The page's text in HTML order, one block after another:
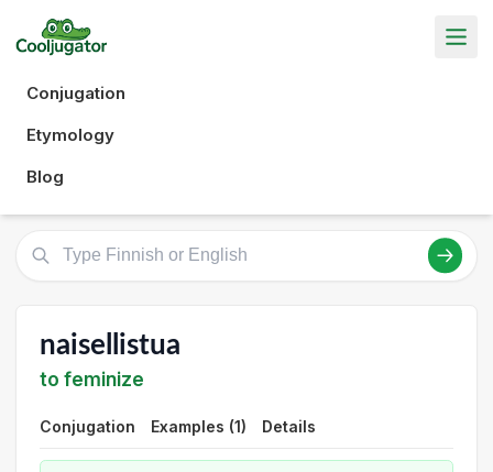
Conjugation
Etymology
Blog
naisellistua
to feminize
Conjugation Examples (1) Details